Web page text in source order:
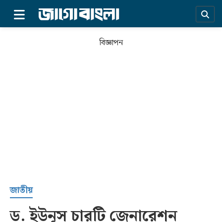
সর্বশেষ
বিজ্ঞাপন
জাতীয়
ড. ইউনূস চারটি জেনারেশন